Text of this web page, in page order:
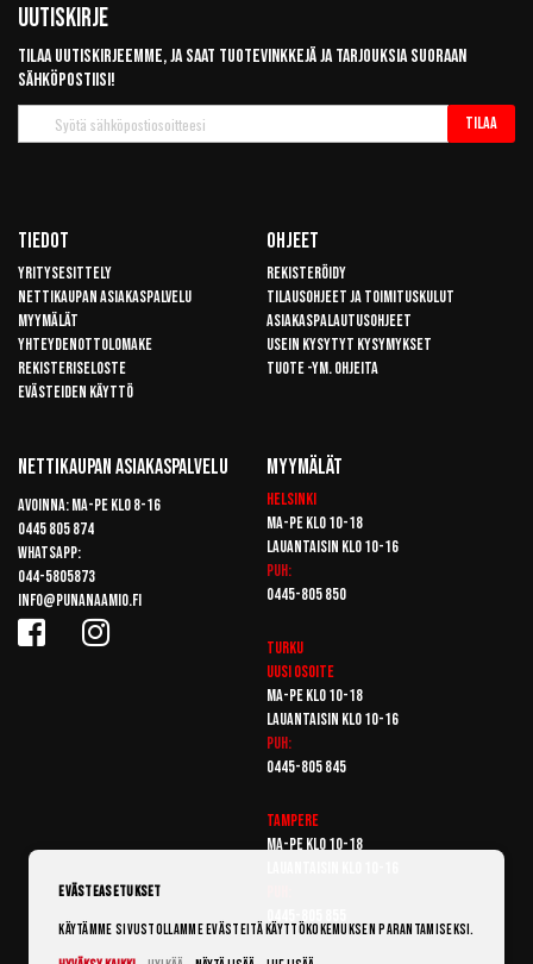
Uutiskirje
Tilaa uutiskirjeemme, ja saat tuotevinkkejä ja tarjouksia suoraan
sähköpostiisi!
uutiskirje
Tilaa
Tiedot
Yritysesittely
Nettikaupan asiakaspalvelu
Myymälät
Yhteydenottolomake
Rekisteriseloste
Evästeiden käyttö
Ohjeet
Rekisteröidy
Tilausohjeet ja toimituskulut
Asiakaspalautusohjeet
Usein kysytyt kysymykset
Tuote -ym. ohjeita
Nettikaupan Asiakaspalvelu
Avoinna: Ma-pe klo 8-16
0445 805 874
Whatsapp:
044-5805873
info@punanaamio.fi
Myymälät
Helsinki
Ma-pe klo 10-18
Lauantaisin klo 10-16
Puh:
0445-805 850
Turku
Uusi osoite
Ma-pe klo 10-18
Lauantaisin klo 10-16
Puh:
0445-805 845
Tampere
Ma-pe klo 10-18
Evästeasetukset
Käytämme sivustollamme evästeitä käyttökokemuksen parantamiseksi.